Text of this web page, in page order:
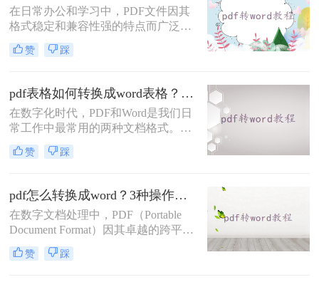
在日常办公和学习中，PDF文件因其
格式稳定和兼容性强的特点而广泛使
用。然而，有时我们需要将PDF文件
转换为Word文档以便于编辑和修改。
本文将介绍几种快速将PDF文件转换
为Word文档的方法，帮助您轻松应对
这一需求。
赞 踩
pdf表格如何转换成word表格？三种简单高效的方法！
在数字化时代，PDF和Word是我们日
常工作中最常用的两种文档格式。然
而，它们之间的转换并不总是那么简
单。特别是当我们需要将PDF中的表
量时间和精力。那么pdf表格如何转换
成word表格呢？本文将详细介绍三种
将PDF表格转换为Word表格的方法，
帮助您快速、准确地完成转换工作。
赞 踩
pdf怎么转换成word？3种操作免费方法分享给你!
在数字文档处理中，PDF（Portable
Document Format）因其卓越的跨平台
兼容性和内容稳定性而广受欢迎。然
而，在某些情况下，我们可能需要将
赞 踩